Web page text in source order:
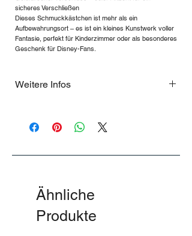
sicheres Verschließen
Dieses Schmuckkästchen ist mehr als ein
Aufbewahrungsort – es ist ein kleines Kunstwerk voller
Fantasie, perfekt für Kinderzimmer oder als besonderes
Geschenk für Disney-Fans.
Weitere Infos
bewegungsaktivierte Laserschwert-
Druckknopf (nur in Englisch).
Beweglich und vielseitig: Mit 13 Gelenken
Bereit zum Spielen: Batterien sind bereits
Ähnliche
Produkte